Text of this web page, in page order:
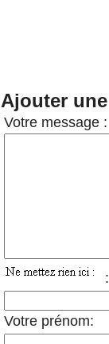
Ajouter
Votre message :
:
Votre prénom: